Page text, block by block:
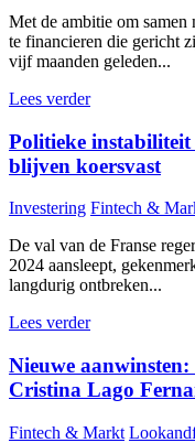
Met de ambitie om samen
te financieren die gericht
vijf maanden geleden...
Lees verder
Politieke
blijven koersvast
Investering Fintech &
De val van de Franse
2024 aansleept,
langdurig ontbreken...
Lees verder
Nieuwe
Cristina Lago
Fintech & Markt